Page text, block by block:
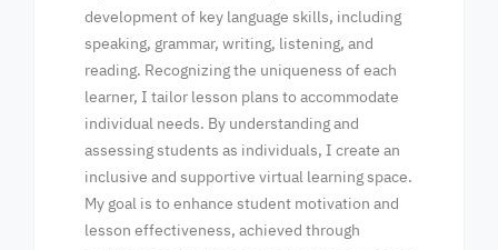
development of key language skills, including
speaking, grammar, writing, listening, and
reading. Recognizing the uniqueness of each
learner, I tailor lesson plans to accommodate
individual needs. By understanding and
assessing students as individuals, I create an
inclusive and supportive virtual learning space.
My goal is to enhance student motivation and
lesson effectiveness, achieved through